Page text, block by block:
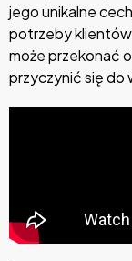
jego unikalne
potrzeby
może przekonać
przyczynić się do